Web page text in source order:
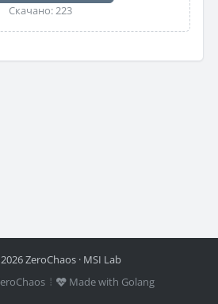
Скачано: 223
ZeroChaos · MSI Lab
⦙
Made with Golang